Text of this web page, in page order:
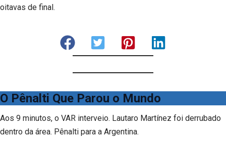
oitavas de final.
O Pênalti Que Parou o Mundo
Aos 9 minutos, o VAR interveio. Lautaro Martínez foi derrubado
dentro da área. Pênalti para a Argentina.